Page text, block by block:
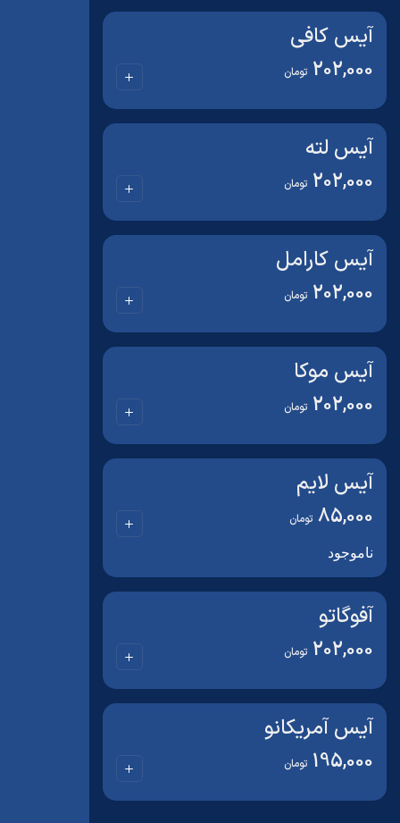
آیس کافی
202,000 تومان
آیس لته
202,000 تومان
آیس کارامل
202,000 تومان
آیس موکا
202,000 تومان
آیس لایم
85,000 تومان
ناموجود
آفوگاتو
202,000 تومان
آیس آمریکانو
195,000 تومان